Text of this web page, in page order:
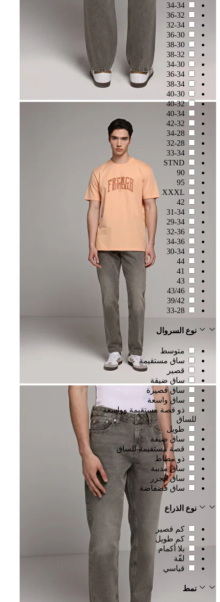
34-34
36-32
32-34
36-30
38-30
38-32
34-30
36-34
38-34
40-30
40-32
40-34
42-32
34-28
32-28
33-34
STND
90
95
XXXL
42
31-34
29-34
32-36
34-36
30-34
44
41
43
43/46
39/42
33-28
نوع السروال
متوسط
ساق مستقيمة
قصير
ساق ضيقة
ساق قصيرة
ساق واسعة
ذو قصة مستقيمة وواسعة
للساق
طويل
ساق ضيقة
قصة مستقيمة للساق
ذو مطاط
ساق مدببة
ساق الجزر
ساق فضفاضة
نوع الذراع
كم قصير
كم طويل
بلا أكمام
لفّة
قياسي
نمط